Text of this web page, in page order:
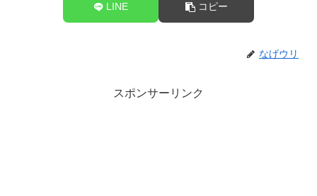
LINE コピー
なげウリ
スポンサーリンク